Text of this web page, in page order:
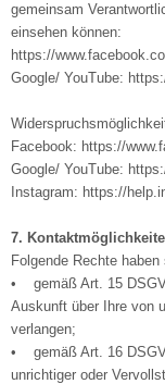
gemeinsam
einsehen können:
https://
Google/ YouTube:
Facebook: https://
Google/ YouTube:
Instagram: https://
7.
Folgende Rechte
• gemäß Art. 15
Auskunft über Ihre von
verlangen;
• gemäß Art. 16
unrichtiger oder